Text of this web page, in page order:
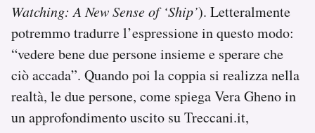
Watching: A New Sense of ‘Ship’). Letteralmente
potremmo tradurre l’espressione in questo modo:
“vedere bene due persone insieme e sperare che
ciò accada”. Quando poi la coppia si realizza nella
realtà, le due persone, come spiega Vera Gheno in
un approfondimento uscito su Treccani.it,